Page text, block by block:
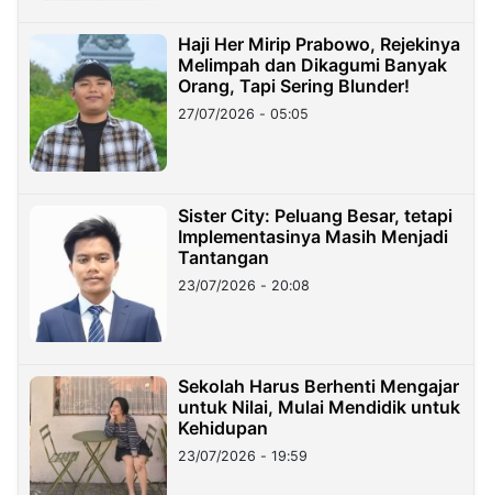
Haji Her Mirip Prabowo, Rejekinya
Melimpah dan Dikagumi Banyak
Orang, Tapi Sering Blunder!
27/07/2026 - 05:05
Sister City: Peluang Besar, tetapi
Implementasinya Masih Menjadi
Tantangan
23/07/2026 - 20:08
Sekolah Harus Berhenti Mengajar
untuk Nilai, Mulai Mendidik untuk
Kehidupan
23/07/2026 - 19:59